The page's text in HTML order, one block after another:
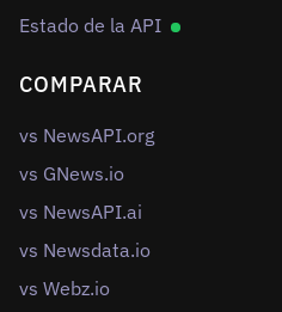
Estado de la API
COMPARAR
vs NewsAPI.org
vs GNews.io
vs NewsAPI.ai
vs Newsdata.io
vs Webz.io